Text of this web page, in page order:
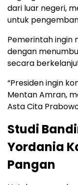
dari luar negeri,
untuk
Pemerintah ingin
dengan
secara
“Presiden ingin
Mentan Amran,
Asta Cita
Studi
Yordania
Pangan